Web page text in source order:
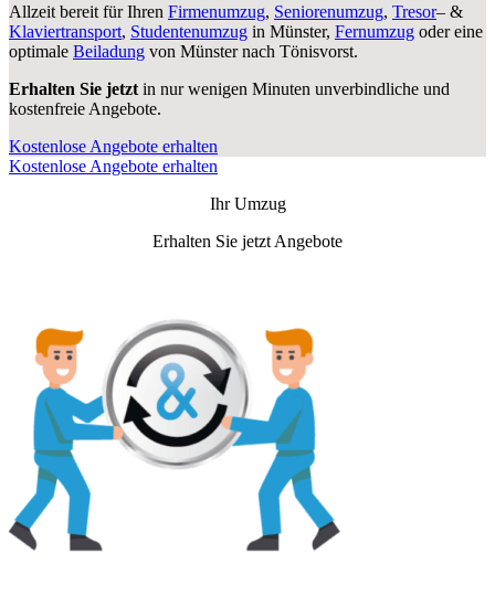
Allzeit bereit für Ihren Firmenumzug, Seniorenumzug, Tresor– &
Klaviertransport, Studentenumzug in Münster, Fernumzug oder eine
optimale Beiladung von Münster nach Tönisvorst.
Erhalten Sie jetzt in nur wenigen Minuten unverbindliche und
kostenfreie Angebote.
Kostenlose Angebote erhalten
Kostenlose Angebote erhalten
Ihr Umzug
Erhalten Sie jetzt Angebote